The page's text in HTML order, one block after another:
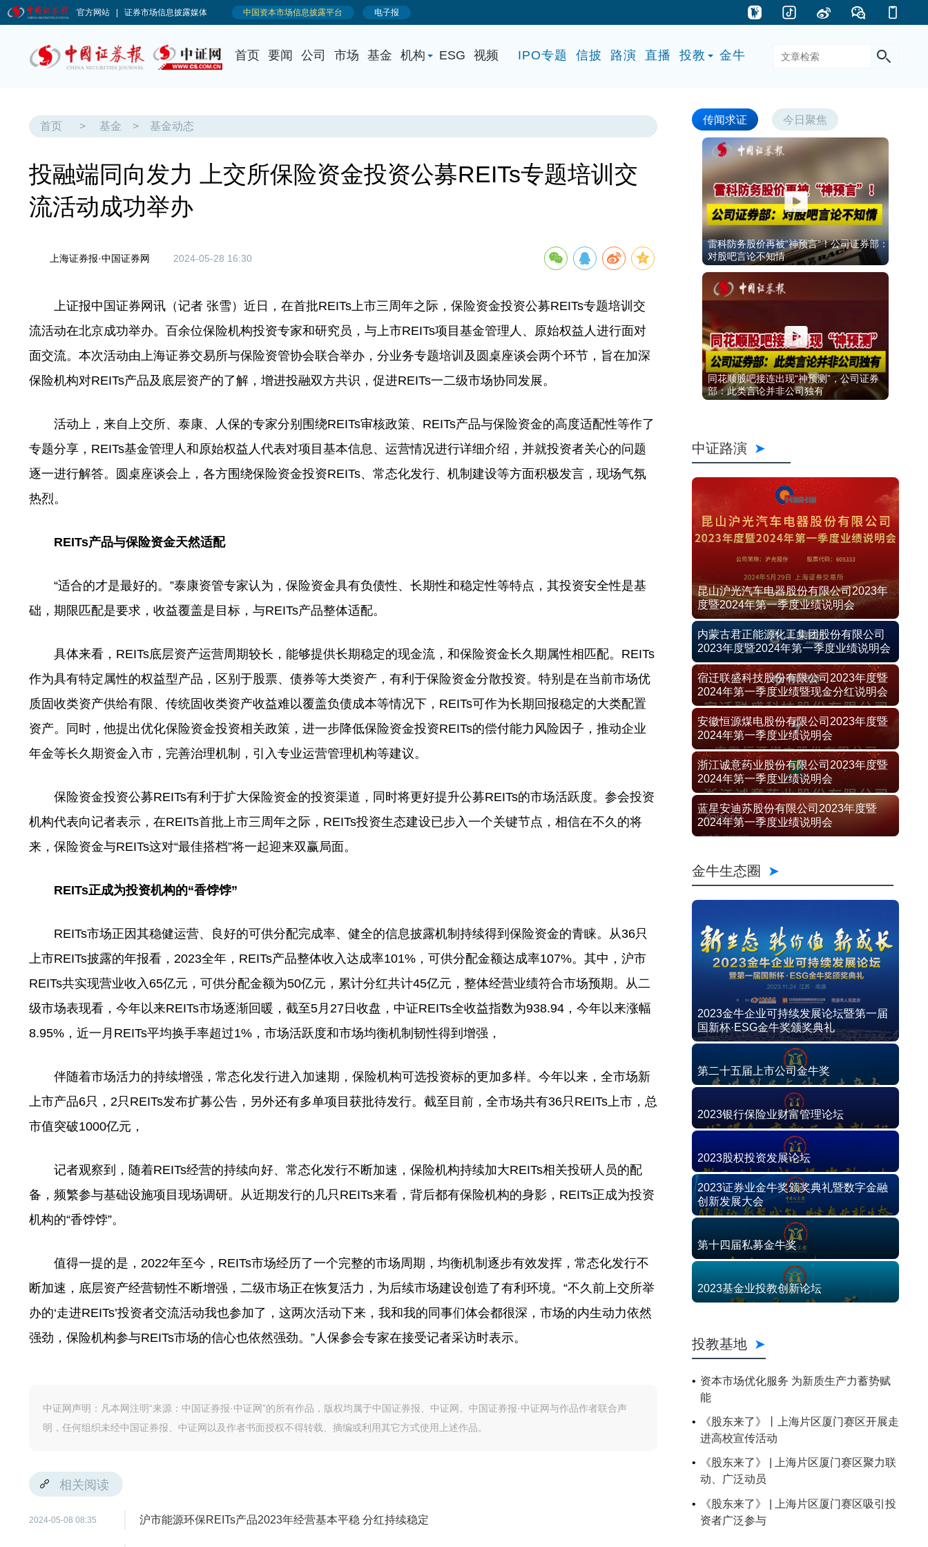
首页 要闻 公司 市场 基金 机构 ESG 视频 IPO专题 信披 路演 直播 投教 金牛
首页 > 基金 > 基金动态
投融端同向发力 上交所保险资金投资公募REITs专题培训交
流活动成功举办
上海证券报·中国证券网 2024-05-28 16:30
上证报中国证券网讯（记者 张雪）近日，在首批REITs上市三周年之际，保险资金投资公募REITs专题培训交
流活动在北京成功举办。百余位保险机构投资专家和研究员，与上市REITs项目基金管理人、原始权益人进行面对
面交流。本次活动由上海证券交易所与保险资管协会联合举办，分业务专题培训及圆桌座谈会两个环节，旨在加深
保险机构对REITs产品及底层资产的了解，增进投融双方共识，促进REITs一二级市场协同发展。
活动上，来自上交所、泰康、人保的专家分别围绕REITs审核政策、REITs产品与保险资金的高度适配性等作了
专题分享，REITs基金管理人和原始权益人代表对项目基本信息、运营情况进行详细介绍，并就投资者关心的问题
逐一进行解答。圆桌座谈会上，各方围绕保险资金投资REITs、常态化发行、机制建设等方面积极发言，现场气氛
热烈。
REITs产品与保险资金天然适配
“适合的才是最好的。”泰康资管专家认为，保险资金具有负债性、长期性和稳定性等特点，其投资安全性是基
础，期限匹配是要求，收益覆盖是目标，与REITs产品整体适配。
具体来看，REITs底层资产运营周期较长，能够提供长期稳定的现金流，和保险资金长久期属性相匹配。REITs
作为具有特定属性的权益型产品，区别于股票、债券等大类资产，有利于保险资金分散投资。特别是在当前市场优
质固收类资产供给有限、传统固收类资产收益难以覆盖负债成本等情况下，REITs可作为长期回报稳定的大类配置
资产。同时，他提出优化保险资金投资相关政策，进一步降低保险资金投资REITs的偿付能力风险因子，推动企业
年金等长久期资金入市，完善治理机制，引入专业运营管理机构等建议。
保险资金投资公募REITs有利于扩大保险资金的投资渠道，同时将更好提升公募REITs的市场活跃度。参会投资
机构代表向记者表示，在REITs首批上市三周年之际，REITs投资生态建设已步入一个关键节点，相信在不久的将
来，保险资金与REITs这对“最佳搭档”将一起迎来双赢局面。
REITs正成为投资机构的“香饽饽”
REITs市场正因其稳健运营、良好的可供分配完成率、健全的信息披露机制持续得到保险资金的青睐。从36只
上市REITs披露的年报看，2023全年，REITs产品整体收入达成率101%，可供分配金额达成率107%。其中，沪市
REITs共实现营业收入65亿元，可供分配金额为50亿元，累计分红共计45亿元，整体经营业绩符合市场预期。从二
级市场表现看，今年以来REITs市场逐渐回暖，截至5月27日收盘，中证REITs全收益指数为938.94，今年以来涨幅
8.95%，近一月REITs平均换手率超过1%，市场活跃度和市场均衡机制韧性得到增强，
伴随着市场活力的持续增强，常态化发行进入加速期，保险机构可选投资标的更加多样。今年以来，全市场新
上市产品6只，2只REITs发布扩募公告，另外还有多单项目获批待发行。截至目前，全市场共有36只REITs上市，总
市值突破1000亿元，
记者观察到，随着REITs经营的持续向好、常态化发行不断加速，保险机构持续加大REITs相关投研人员的配
备，频繁参与基础设施项目现场调研。从近期发行的几只REITs来看，背后都有保险机构的身影，REITs正成为投资
机构的“香饽饽”。
值得一提的是，2022年至今，REITs市场经历了一个完整的市场周期，均衡机制逐步有效发挥，常态化发行不
断加速，底层资产经营韧性不断增强，二级市场正在恢复活力，为后续市场建设创造了有利环境。“不久前上交所举
办的‘走进REITs’投资者交流活动我也参加了，这两次活动下来，我和我的同事们体会都很深，市场的内生动力依然
强劲，保险机构参与REITs市场的信心也依然强劲。”人保参会专家在接受记者采访时表示。
中证网声明：凡本网注明“来源：中国证券报·中证网”的所有作品，版权均属于中国证券报、中证网。中国证券报·中证网与作品作者联合声
明，任何组织未经中国证券报、中证网以及作者书面授权不得转载、摘编或利用其它方式使用上述作品。
相关阅读
2024-05-08 08:35 沪市能源环保REITs产品2023年经营基本平稳 分红持续稳定
传闻求证 今日聚焦
雷科防务股价再被“神预言”！公司证券部：
对股吧言论不知情
同花顺股吧接连出现“神预测”，公司证券
部：此类言论并非公司独有
中证路演
昆山沪光汽车电器股份有限公司2023年
度暨2024年第一季度业绩说明会
内蒙古君正能源化工集团股份有限公司
2023年度暨2024年第一季度业绩说明会
宿迁联盛科技股份有限公司2023年度暨
2024年第一季度业绩暨现金分红说明会
安徽恒源煤电股份有限公司2023年度暨
2024年第一季度业绩说明会
浙江诚意药业股份有限公司2023年度暨
2024年第一季度业绩说明会
蓝星安迪苏股份有限公司2023年度暨
2024年第一季度业绩说明会
金牛生态圈
2023金牛企业可持续发展论坛暨第一届
国新杯·ESG金牛奖颁奖典礼
第二十五届上市公司金牛奖
2023银行保险业财富管理论坛
2023股权投资发展论坛
2023证券业金牛奖颁奖典礼暨数字金融
创新发展大会
第十四届私募金牛奖
2023基金业投教创新论坛
投教基地
资本市场优化服务 为新质生产力蓄势赋
能
《股东来了》丨上海片区厦门赛区开展走
进高校宣传活动
《股东来了》 | 上海片区厦门赛区聚力联
动、广泛动员
《股东来了》 | 上海片区厦门赛区吸引投
资者广泛参与